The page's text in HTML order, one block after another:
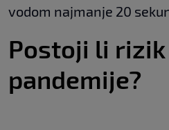
vodom najmanje 20
Postoji li rizik
pandemije?